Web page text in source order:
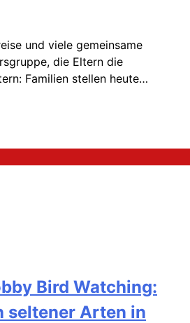
und viele gemeinsame
die Eltern die
Familien stellen heute…
Bird Watching:
seltener Arten in